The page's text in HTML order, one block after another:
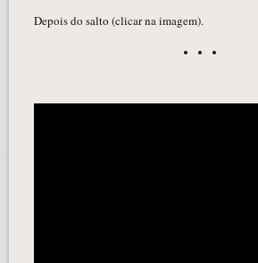
Depois do salto (clicar na imagem).